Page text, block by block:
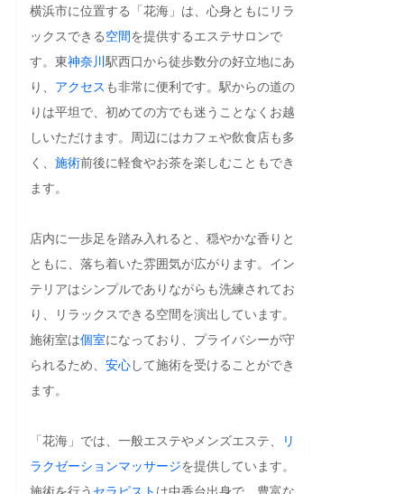
横浜市に位置する「花海」は、心身ともにリラ
ックスできる空間を提供するエステサロンで
す。東神奈川 駅西口から徒歩数分の好立地にあ
り、 アクセス も非常に便利です。駅からの道の
りは平坦で、初めての方でも迷うことなくお越
しいただけます。周辺にはカフェや飲食店も多
く、 施術前後に軽食やお茶を楽しむこともでき
ます。
店内に一歩足を踏み入れると、穏やかな香りと
ともに、落ち着いた雰囲気が広がります。イン
テリアはシンプルでありながらも洗練されてお
り、リラックスできる空間を演出しています。
施術室は個室になっており、プライバシーが守
られるため、 安心して施術を受けることができ
ます。
「花海」では、一般エステやメンズエステ、
リ
ラクゼーションマッサージを提供しています。
施術を行う セラピスト は中香台出身で、豊富な